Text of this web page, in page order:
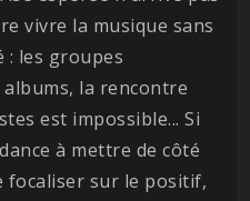
vivre la musique sans
: les groupes
la rencontre
est impossible... Si
à mettre de côté
focaliser sur le positif,